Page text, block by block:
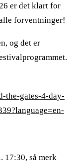
er det klart for
forventninger!
og det er
the-gates-4-day-
17:30, så merk